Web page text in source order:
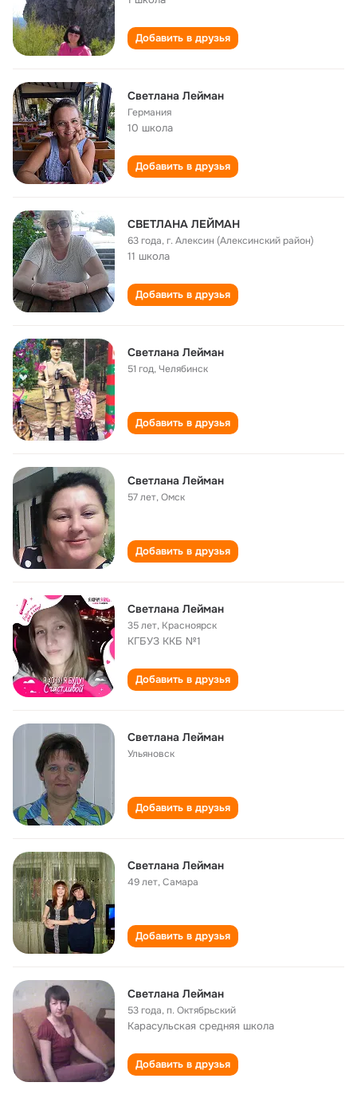
Добавить в друзья
Светлана Лейман
Германия
10 школа
Добавить в друзья
СВЕТЛАНА ЛЕЙМАН
63 года,г. Алексин (Алексинский район)
11 школа
Добавить в друзья
Светлана Лейман
51 год,Челябинск
Добавить в друзья
Светлана Лейман
57 лет,Омск
Добавить в друзья
Светлана Лейман
35 лет, Красноярск
КГБУЗ ККБ №1
Добавить в друзья
Светлана Лейман
Ульяновск
Добавить в друзья
Светлана Лейман
49 лет,Самара
Добавить в друзья
Светлана Лейман
53 года,п. Октябрьский
Карасульская cредняя школа
Добавить в друзья